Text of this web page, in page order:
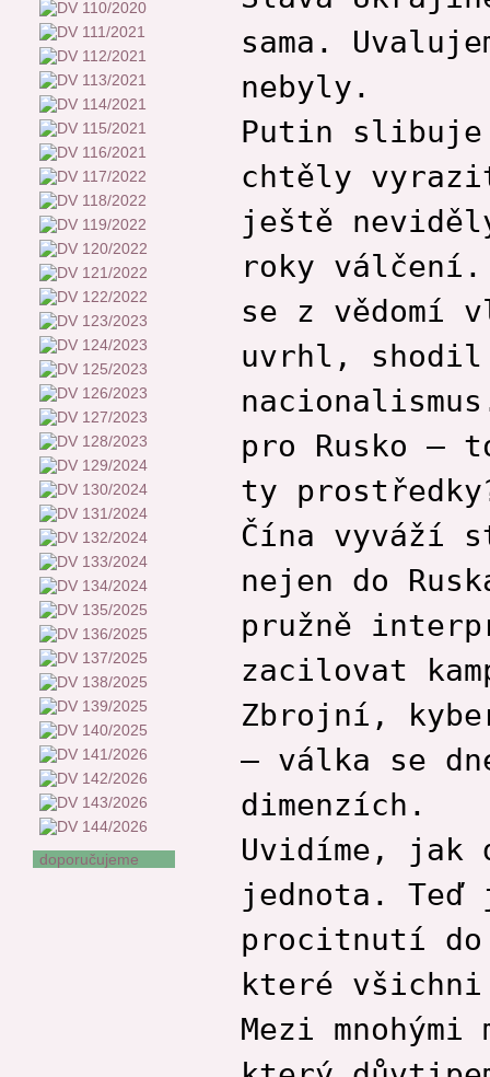
doporučujeme
sama.
nebyly.
Putin slibuje
chtěly
ještě
roky
se z vědomí
uvrhl, shodil
pro Rusko –
ty
Čína vyváží
nejen do
pružně
zacilovat
Zbrojní,
– válka se
dimenzích.
Uvidíme, jak
jednota. Teď
procitnutí do
které
Mezi